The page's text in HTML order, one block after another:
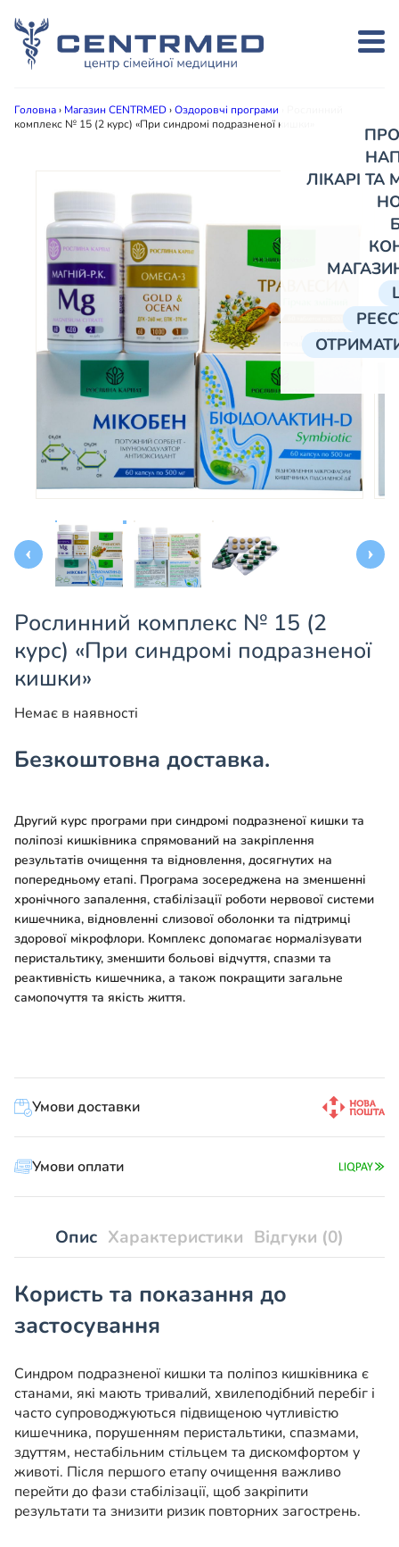
ЛІКАРІ
Головна› Магазин CENTRMED›Оздоровчі програми
комплекс № 15 (2 курс) «При синдромі подразненої кишки»
Рослинний комплекс № 15 (2
курс) «При синдромі подразненої
кишки»
Немає в наявності
Безкоштовна доставка.
Другий курс програми при синдромі подразненої кишки та
поліпозі кишківника спрямований на закріплення
результатів очищення та відновлення, досягнутих на
попередньому етапі. Програма зосереджена на зменшенні
хронічного запалення, стабілізації роботи нервової системи
кишечника, відновленні слизової оболонки та підтримці
здорової мікрофлори. Комплекс допомагає нормалізувати
перистальтику, зменшити больові відчуття, спазми та
реактивність кишечника, а також покращити загальне
самопочуття та якість життя.
Умови доставки
Умови оплати
Опис Характеристики Відгуки (0)
Користь та показання до
застосування
Синдром подразненої кишки та поліпоз кишківника є
станами, які мають тривалий, хвилеподібний перебіг і
часто супроводжуються підвищеною чутливістю
кишечника, порушенням перистальтики, спазмами,
здуттям, нестабільним стільцем та дискомфортом у
животі. Після першого етапу очищення важливо
перейти до фази стабілізації, щоб закріпити
результати та знизити ризик повторних загострень.